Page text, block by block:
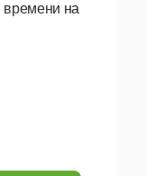
времени на